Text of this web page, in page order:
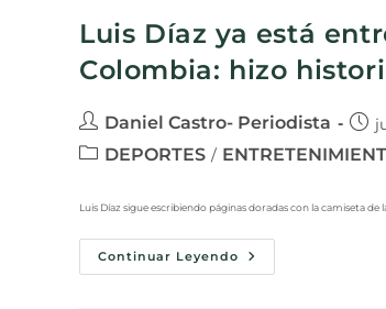
Luis Díaz ya está
Colombia: hizo
Daniel Castro- Periodista
DEPORTES /
Luis Díaz sigue escribiendo páginas doradas con la camiseta
Continuar Leyendo